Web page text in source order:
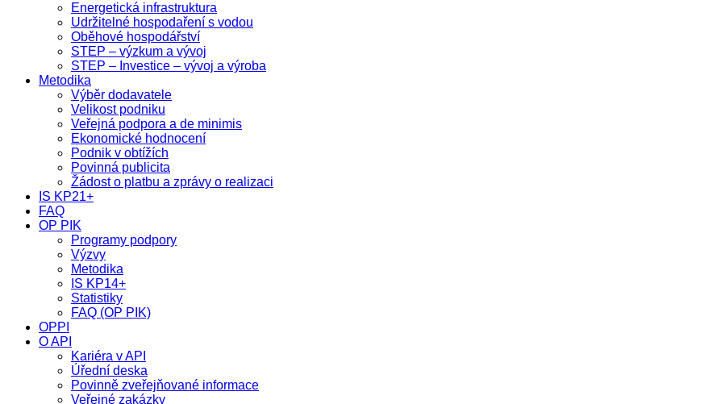
Energetická infrastruktura
Udržitelné hospodaření s vodou
Oběhové hospodářství
STEP – výzkum a vývoj
STEP – Investice – vývoj a výroba
Metodika
Výběr dodavatele
Velikost podniku
Veřejná podpora a de minimis
Ekonomické hodnocení
Podnik v obtížích
Povinná publicita
Žádost o platbu a zprávy o realizaci
IS KP21+
FAQ
OP PIK
Programy podpory
Výzvy
Metodika
IS KP14+
Statistiky
FAQ (OP PIK)
OPPI
O API
Kariéra v API
Úřední deska
Povinně zveřejňované informace
Veřejné zakázky